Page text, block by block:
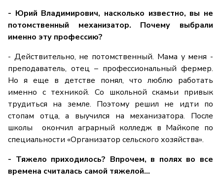
- Юрий Владимирович, насколько известно, вы не
потомственный механизатор. Почему выбрали
именно эту профессию?
- Действительно, не потомственный. Мама у меня -
преподаватель, отец – профессиональный фермер.
Но я еще в детстве понял, что люблю работать
именно с техникой. Со школьной скамьи привык
трудиться на земле. Поэтому решил не идти по
стопам отца, а выучился на механизатора. После
школы окончил аграрный колледж в Майкопе по
специальности «Организатор сельского хозяйства».
- Тяжело приходилось? Впрочем, в полях во все
времена считалась самой тяжелой…